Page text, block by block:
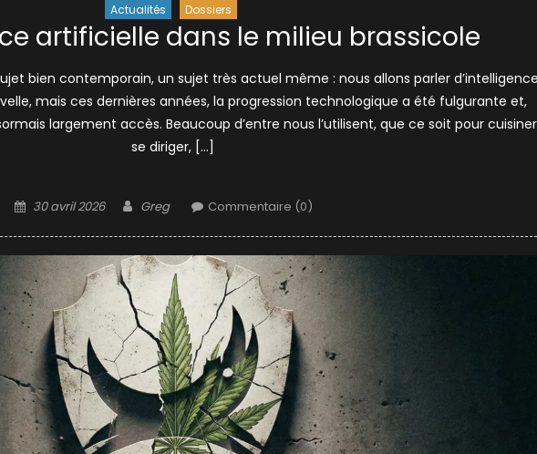
Actualités Dossiers
artificielle dans le milieu brassicole
bien contemporain, un sujet très actuel même : nous allons parler
mais ces dernières années, la progression technologique a été fulgurante et,
largement accès. Beaucoup d’entre nous l’utilisent, que ce soit pour
se diriger, […]
Posted
30 avril 2026 Author
Greg Commentaire (0)